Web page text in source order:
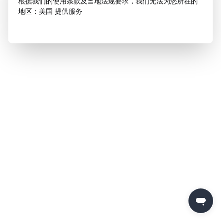
地区：美国 提供服务